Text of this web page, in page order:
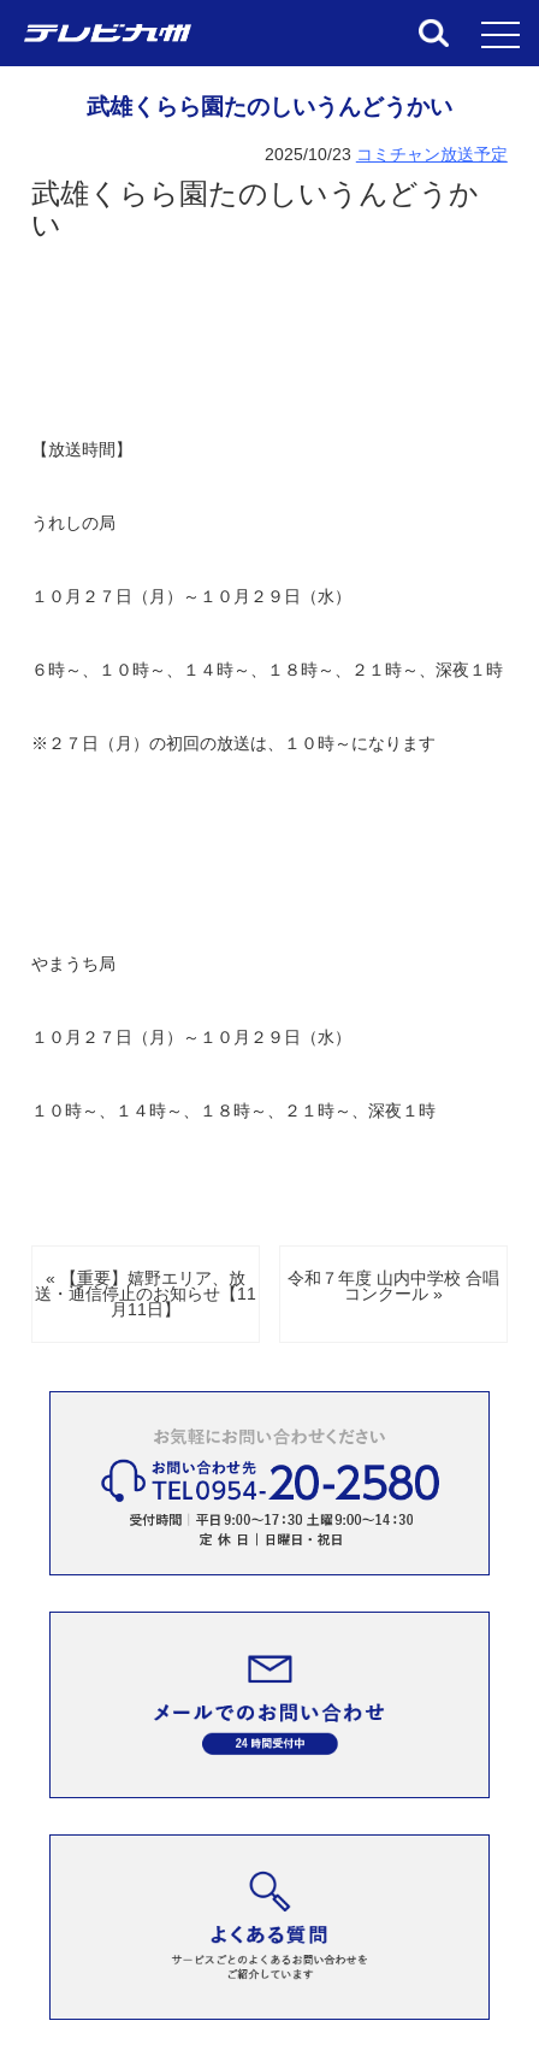
武雄くらら園たのしいうんどうかい
2025/10/23 コミチャン放送予定
武雄くらら園たのしいうんどうか
い
【放送時間】
うれしの局
１０月２７日（月）～１０月２９日（水）
６時～、１０時～、１４時～、１８時～、２１時～、深夜１時
※２７日（月）の初回の放送は、１０時～になります
やまうち局
１０月２７日（月）～１０月２９日（水）
１０時～、１４時～、１８時～、２１時～、深夜１時
« 【重要】嬉野エリア、放
送・通信停止のお知らせ【11
月11日】
令和７年度 山内中学校 合唱
コンクール »